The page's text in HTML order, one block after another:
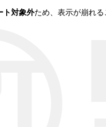
ト対象外ため、表示が崩れ